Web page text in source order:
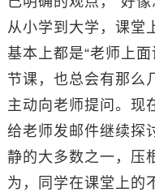
从小学到大学，课堂
基本上都是“老师上
节课，也总会有那么
主动向老师提问。现
给老师发邮件继续探
静的大多数之一，压
为，同学在课堂上的